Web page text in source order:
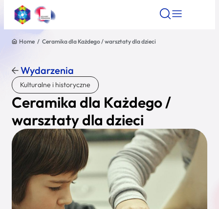
Znajdź atrakcję
Nazwa atrakcji
Miasto
Kategoria
Wyszukaj
Home / Ceramika dla Każdego / warsztaty dla dzieci
Wydarzenia
Kulturalne i historyczne
Ceramika dla Każdego /
warsztaty dla dzieci